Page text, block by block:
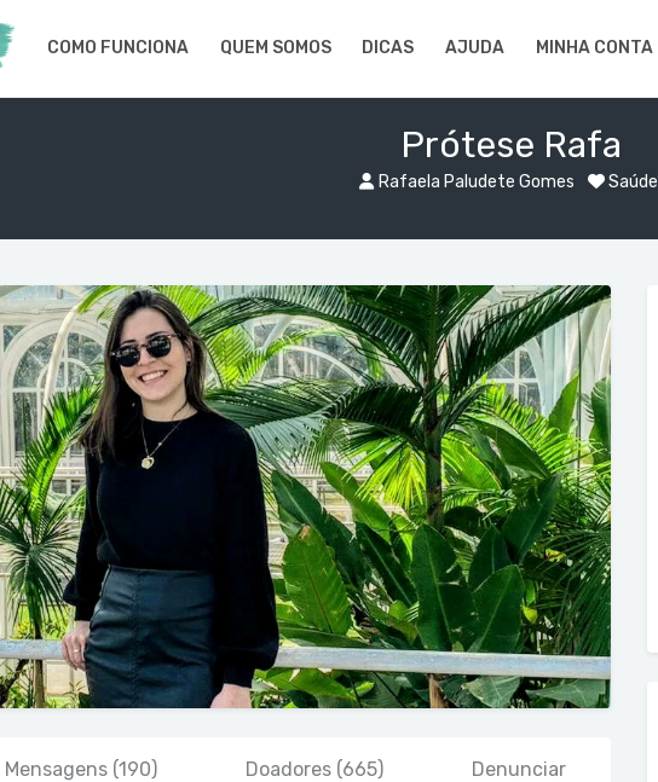
COMO FUNCIONA QUEM SOMOS DICAS AJUDA MINHA CONTA
Prótese Rafa
Rafaela Paludete Gomes Saúde
Mensagens (190) Doadores (665) Denunciar